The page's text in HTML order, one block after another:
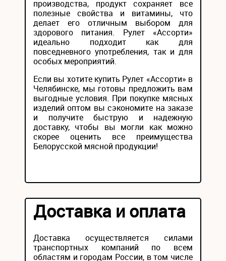
производства, продукт сохраняет все
полезные свойства и витамины, что
делает его отличным выбором для
здорового питания. Рулет «Ассорти»
идеально подходит как для
повседневного употребления, так и для
особых мероприятий.
Если вы хотите купить Рулет «Ассорти» в
Челябинске, мы готовы предложить вам
выгодные условия. При покупке мясных
изделий оптом вы сэкономите на заказе
и получите быструю и надежную
доставку, чтобы вы могли как можно
скорее оценить все преимущества
Белорусской мясной продукции!
Доставка и оплата
Доставка осуществляется силами
транспортных компаний по всем
областям и городам России, в том числе